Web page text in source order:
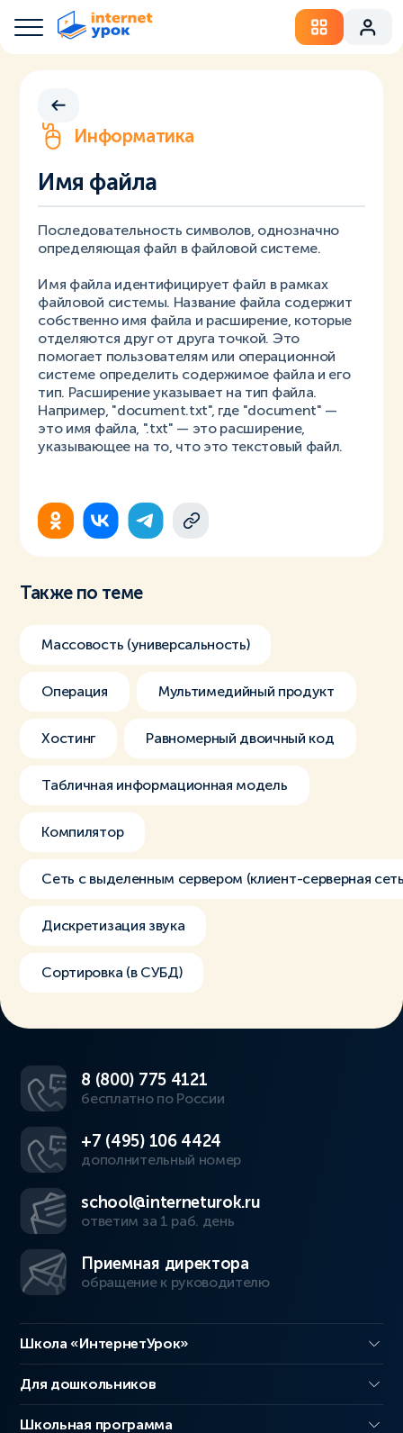
Информатика
Имя файла
Последовательность символов, однозначно
определяющая файл в файловой системе.
Имя файла идентифицирует файл в рамках
файловой системы. Название файла содержит
собственно имя файла и расширение, которые
отделяются друг от друга точкой. Это
помогает пользователям или операционной
системе определить содержимое файла и его
тип. Расширение указывает на тип файла.
Например, "document.txt", где "document" —
это имя файла, ".txt" — это расширение,
указывающее на то, что это текстовый файл.
Также по теме
Массовость (универсальность)
Операция Мультимедийный продукт
Хостинг Равномерный двоичный код
Табличная информационная модель
Компилятор
Сеть с выделенным сервером (клиент-серверная
Дискретизация звука
Сортировка (в СУБД)
8 (800) 775 4121
бесплатно по России
+7 (495) 106 4424
дополнительный номер
school@interneturok.ru
ответим за 1 раб. день
Приемная директора
обращение к руководителю
Школа «ИнтернетУрок»
Для дошкольников
Школьная программа